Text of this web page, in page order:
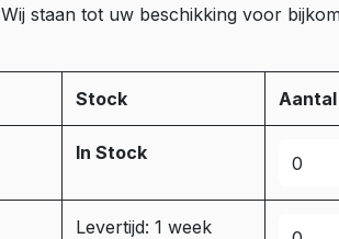
Wij staan tot uw beschikking voor
Stock Aantal
In Stock
Levertijd: 1 week